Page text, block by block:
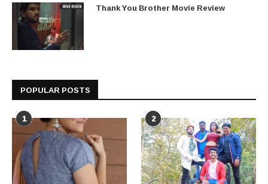
Thank You Brother Movie Review
POPULAR POSTS
1 2